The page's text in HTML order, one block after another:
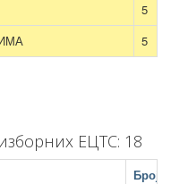
5
5
ЕЦТС: 18
Број